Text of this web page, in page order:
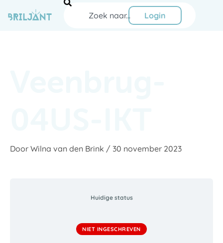
naar
Zoeken
Login
Door Wilna van den Brink / 30 november 2023
Huidige status
NIET INGESCHREVEN